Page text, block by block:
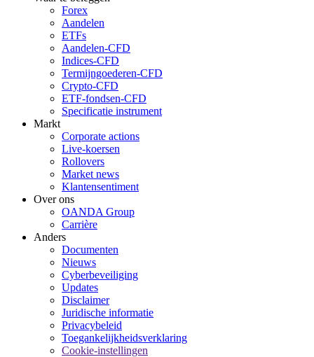
Forex
Aandelen
ETFs
Aandelen-CFD
Indices-CFD
Termijngoederen-CFD
Crypto-CFD
ETF-fondsen-CFD
Specificatie instrument
Markt
Corporate actions
Live-koersen
Rollovers
Market news
Klantensentiment
Over ons
OANDA Group
Carrière
Anders
Documenten
Nieuws
Cyberbeveiliging
Updates
Disclaimer
Juridische informatie
Privacybeleid
Toegankelijkheidsverklaring
Cookie-instellingen